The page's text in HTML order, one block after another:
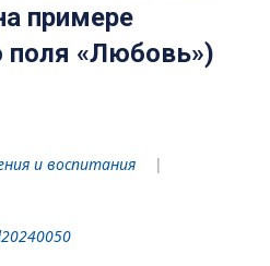
примере
поля «Любовь»)
и воспитания